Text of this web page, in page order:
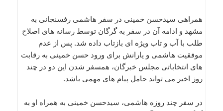
همراهی سیدحسن خمینی در سفر هاشمی رفسنجانی به
مشهد و ادامه آن در سفر به گرگان توسط رسانه های اصلاح
طلب با آب و تاب ویژه ای بازتاب داده شد. پس از عدم
موفقیت هاشمی و یارانش برای ورود حسن خمینی به رقابت
های انتخاباتی مجلس خبرگان، همسفر شدن این دو در چند
روز اخیر می تواند حامل پیام های مهمی باشد.
در سفر چند روزه هاشمی، سیدحسن خمینی به همراه او به